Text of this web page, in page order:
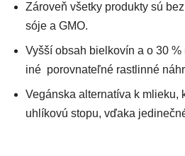
Zároveň všetky produkty sú
sóje a GMO.
Vyšší obsah bielkovín a o 30
iné porovnateľné rastlinné
Vegánska alternatíva k mlieku,
uhlíkovú stopu, vďaka